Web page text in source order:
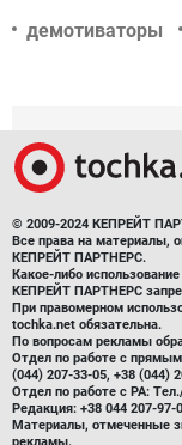
демотиваторы
© 2009-2024 КЕПРЕЙТ
Все права на материалы,
КЕПРЕЙТ ПАРТНЕРС.
Какое-либо
КЕПРЕЙТ ПАРТНЕРС
При правомерном
tochka.net обязательна.
По вопросам рекламы
Отдел по работе с
(044) 207-33-05, +38 (044)
Отдел по работе с РА:
Редакция: +38 044 207-97-
Материалы, отмеченные